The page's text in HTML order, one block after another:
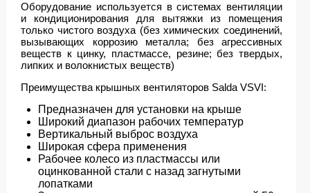
Оборудование используется в системах вентиляции
и кондиционирования для вытяжки из помещения
только чистого воздуха (без химических соединений,
вызывающих коррозию металла; без агрессивных
веществ к цинку, пластмассе, резине; без твердых,
липких и волокнистых веществ)
Преимущества крышных вентиляторов Salda VSVI:
Предназначен для установки на крыше
Широкий диапазон рабочих температур
Вертикальный выброс воздуха
Широкая сфера применения
Рабочее колесо из пластмассы или
оцинкованной стали с назад загнутыми
лопатками